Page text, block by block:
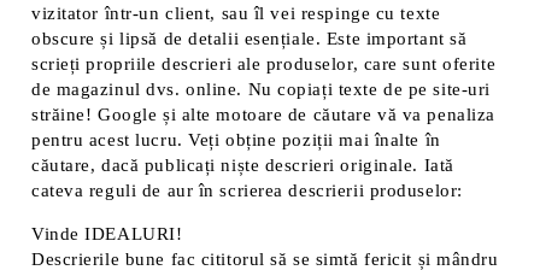
vizitator într-un client, sau îl vei respinge cu texte
obscure și lipsă de detalii esențiale. Este important să
scrieți propriile descrieri ale produselor, care sunt oferite
de magazinul dvs. online. Nu copiați texte de pe site-uri
străine! Google și alte motoare de căutare vă va penaliza
pentru acest lucru. Veți obține poziții mai înalte în
căutare, dacă publicați niște descrieri originale. Iată
cateva reguli de aur în scrierea descrierii produselor:
Vinde IDEALURI!
Descrierile bune fac cititorul să se simtă fericit și mândru